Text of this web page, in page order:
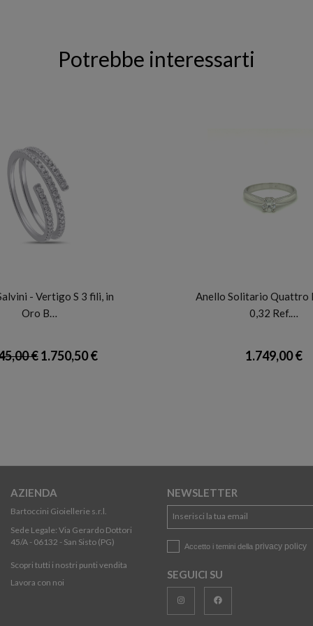
Potrebbe interessarti
- Vertigo S 3 fili, in
Oro B…
€1.750,50 €
Anello Solitario Quattro
0,32 Ref.…
1.749,00 €
AZIENDA
Bartoccini Gioiellerie s.r.l.
Sede Legale: Via Gerardo Dottori
45/A - 06132 - San Sisto (PG)
Scopri tutti i nostri punti vendita
Lavora con noi
NEWSLETTER
Accetto i temini della privacy policy
SEGUICI SU